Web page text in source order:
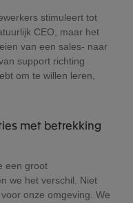
stimuleert tot
CEO, maar het
van een sales- naar
support richting
om te willen leren,
met betrekking
een groot
we het verschil. Niet
onze omgeving. We